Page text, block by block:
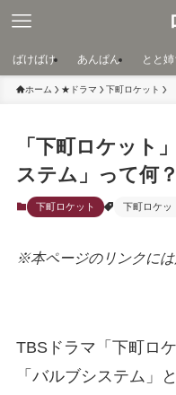
ばけばけ あんぱん とと
ホーム ★ドラマ 下町ロケット
「下町ロケット
ステム」って何？
下町ロケット 下町ロケッ
※本ページのリンクには
TBSドラマ「下町ロ
「バルブシステム」